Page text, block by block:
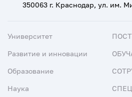
350063 г. Краснодар, ул. им.
Университет
Развитие и инновации
Образование
Наука